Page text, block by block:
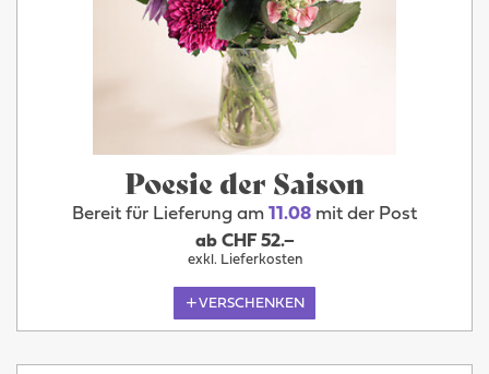
Poesie der Saison
Bereit für Lieferung am 11.08 mit der Post
ab CHF 52.–
exkl. Lieferkosten
VERSCHENKEN